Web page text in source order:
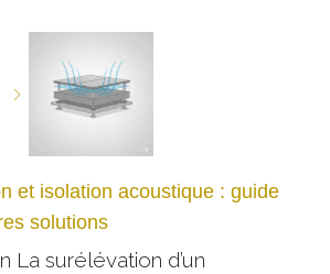
et isolation acoustique : guide
solutions
La surélévation d’un